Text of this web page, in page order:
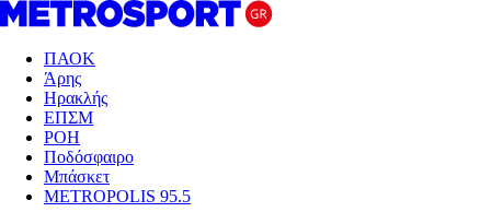
ΠΑΟΚ
Άρης
Ηρακλής
ΕΠΣΜ
ΡΟΗ
Ποδόσφαιρο
Μπάσκετ
METROPOLIS 95.5